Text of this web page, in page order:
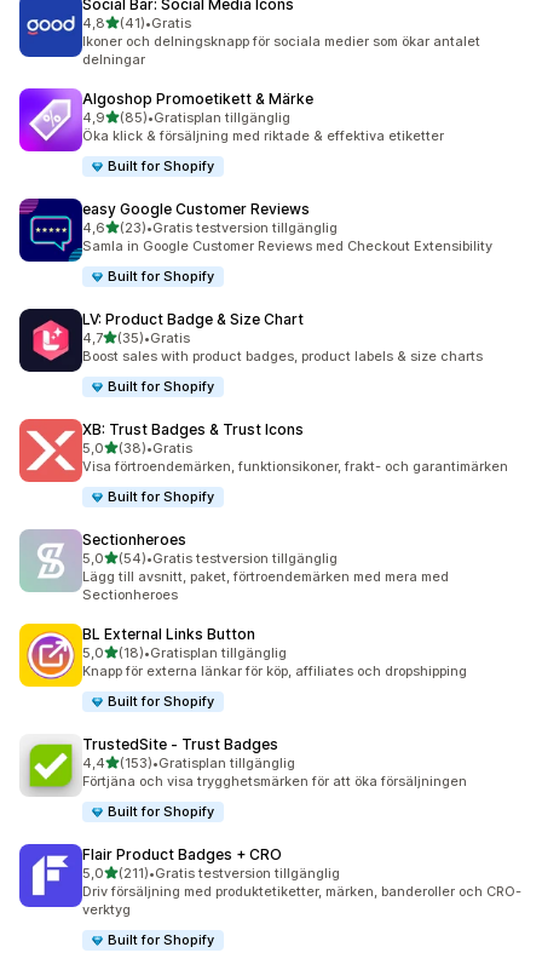
Social Bar: Social Media Icons
4,8av 5 stjärnor
(41)
41 recensioner totalt
•Gratis
Ikoner och delningsknapp för sociala medier som ökar antalet
delningar
Algoshop Promoetikett & Märke
4,9av 5 stjärnor
(85)
85 recensioner totalt
•Gratisplan tillgänglig
Öka klick & försäljning med riktade & effektiva etiketter
Built for Shopify
easy Google Customer Reviews
4,6av 5 stjärnor
(23)
23 recensioner totalt
•Gratis testversion tillgänglig
Samla in Google Customer Reviews med Checkout Extensibility
Built for Shopify
LV: Product Badge & Size Chart
4,7av 5 stjärnor
(35)
35 recensioner totalt
•Gratis
Boost sales with product badges, product labels & size charts
Built for Shopify
XB: Trust Badges & Trust Icons
5,0av 5 stjärnor
(38)
38 recensioner totalt
•Gratis
Visa förtroendemärken, funktionsikoner, frakt- och garantimärken
Built for Shopify
Sectionheroes
5,0av 5 stjärnor
(54)
54 recensioner totalt
•Gratis testversion tillgänglig
Lägg till avsnitt, paket, förtroendemärken med mera med
Sectionheroes
BL External Links Button
5,0av 5 stjärnor
(18)
18 recensioner totalt
•Gratisplan tillgänglig
Knapp för externa länkar för köp, affiliates och dropshipping
Built for Shopify
TrustedSite ‑ Trust Badges
4,4av 5 stjärnor
(153)
153 recensioner totalt
•Gratisplan tillgänglig
Förtjäna och visa trygghetsmärken för att öka försäljningen
Built for Shopify
Flair Product Badges + CRO
5,0av 5 stjärnor
(211)
211 recensioner totalt
•Gratis testversion tillgänglig
Driv försäljning med produktetiketter, märken, banderoller och CRO-
verktyg
Built for Shopify